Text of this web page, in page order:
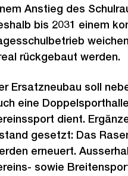
Anstieg des
bis 2031 einem
rückgebaut werden.
Ersatzneubau soll
eine
dient.
gesetzt: Das
erneuert.
sowie